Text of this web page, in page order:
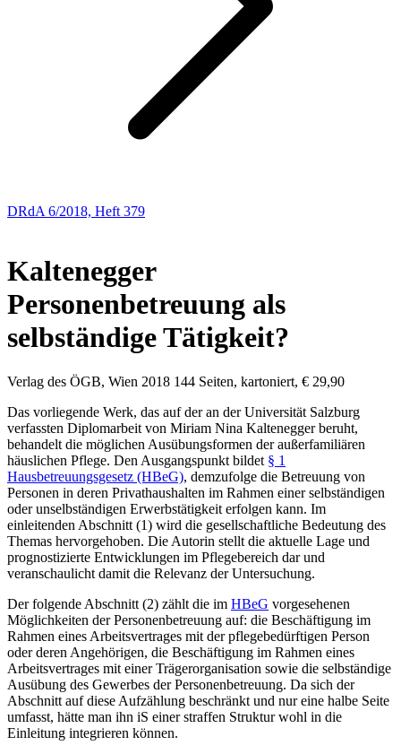
DRdA 6/2018, Heft 379
Kaltenegger
Personenbetreuung als
selbständige Tätigkeit?
Verlag des ÖGB, Wien 2018 144 Seiten, kartoniert, € 29,90
Das vorliegende Werk, das auf der an der Universität Salzburg
verfassten Diplomarbeit von Miriam Nina Kalteneggerberuht,
behandelt die möglichen Ausübungsformen der außerfamiliären
häuslichen Pflege. Den Ausgangspunkt bildet § 1
Hausbetreuungsgesetz (HBeG), demzufolge die Betreuung von
Personen in deren Privathaushalten im Rahmen einer selbständigen
oder unselbständigen Erwerbstätigkeit erfolgen kann. Im
einleitenden Abschnitt (1) wird die gesellschaftliche Bedeutung des
Themas hervorgehoben. Die Autorin stellt die aktuelle Lage und
prognostizierte Entwicklungen im Pflegebereich dar und
veranschaulicht damit die Relevanz der Untersuchung.
Der folgende Abschnitt (2) zählt die im HBeG vorgesehenen
Möglichkeiten der Personenbetreuung auf: die Beschäftigung im
Rahmen eines Arbeitsvertrages mit der pflegebedürftigen Person
oder deren Angehörigen, die Beschäftigung im Rahmen eines
Arbeitsvertrages mit einer Trägerorganisation sowie die selbständige
Ausübung des Gewerbes der Personenbetreuung. Da sich der
Abschnitt auf diese Aufzählung beschränkt und nur eine halbe Seite
umfasst, hätte man ihn iS einer straffen Struktur wohl in die
Einleitung integrieren können.